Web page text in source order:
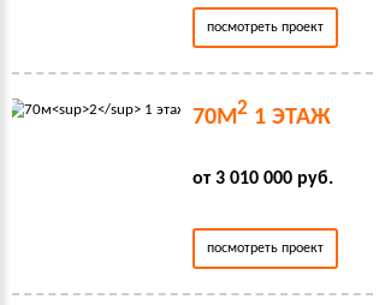
посмотреть проект
70М2 1 ЭТАЖ
от 3 010 000 руб.
посмотреть проект